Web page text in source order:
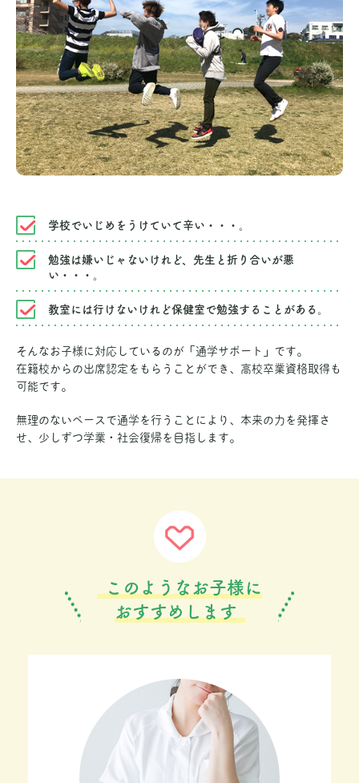
学校でいじめをうけていて辛い・・・。
勉強は嫌いじゃないけれど、先生と折り合いが悪
い・・・。
教室には行けないけれど保健室で勉強することがある。
そんなお子様に対応しているのが「通学サポート」です。
在籍校からの出席認定をもらうことができ、高校卒業資格取得も
可能です。
無理のないペースで通学を行うことにより、本来の力を発揮さ
せ、少しずつ学業・社会復帰を目指します。
このようなお子様に
おすすめします